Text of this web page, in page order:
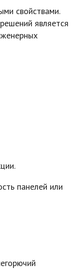
свойствами.
является
панелей или